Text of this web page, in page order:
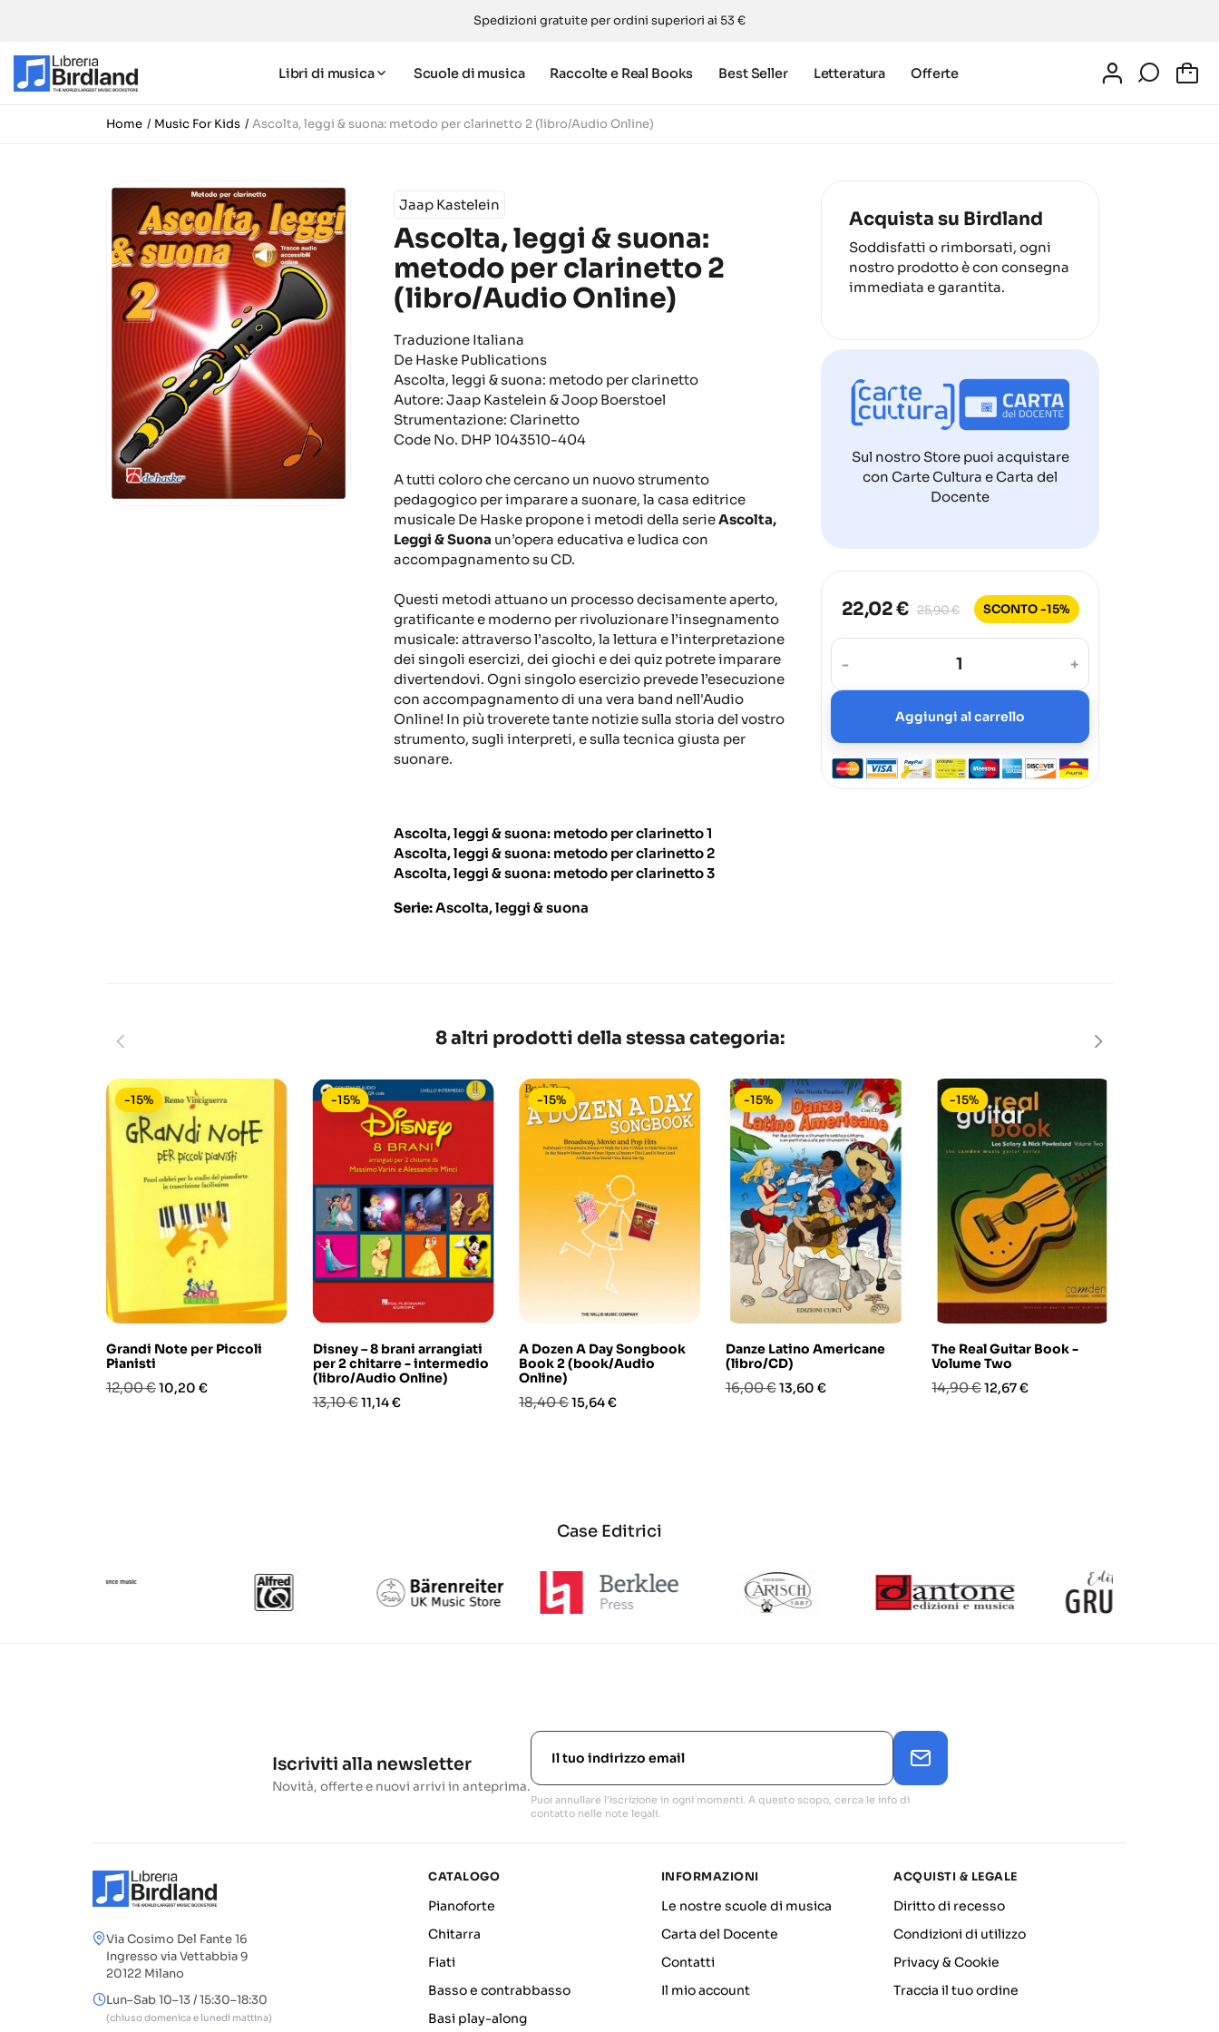
Spedizioni gratuite per ordini superiori ai 53 €
Libri di musica Scuole di musica Raccolte e Real Books Best Seller Letteratura Offerte
Home Music For Kids Ascolta, leggi & suona: metodo per clarinetto 2 (libro/Audio Online)
Jaap Kastelein
Ascolta, leggi & suona:
metodo per clarinetto 2
(libro/Audio Online)
Traduzione Italiana
De Haske Publications
Ascolta, leggi & suona: metodo per clarinetto
Autore: Jaap Kastelein & Joop Boerstoel
Strumentazione: Clarinetto
Code No. DHP 1043510-404
A tutti coloro che cercano un nuovo strumento
pedagogico per imparare a suonare, la casa editrice
musicale De Haske propone i metodi della serieAscolta,
Leggi & Suona un’opera educativa e ludica con
accompagnamento su CD.
Questi metodi attuano un processo decisamente aperto,
gratificante e moderno per rivoluzionare l’insegnamento
musicale: attraverso l’ascolto, la lettura e l’interpretazione
dei singoli esercizi, dei giochi e dei quiz potrete imparare
divertendovi. Ogni singolo esercizio prevede l’esecuzione
con accompagnamento di una vera band nell'Audio
Online! In più troverete tante notizie sulla storia del vostro
strumento, sugli interpreti, e sulla tecnica giusta per
suonare.
Ascolta, leggi & suona: metodo per clarinetto 1
Ascolta, leggi & suona: metodo per clarinetto 2
Ascolta, leggi & suona: metodo per clarinetto 3
Serie:Ascolta, leggi & suona
Acquista su Birdland
Soddisfatti o rimborsati, ogni
nostro prodotto è con consegna
immediata e garantita.
Sul nostro Store puoi acquistare
con Carte Cultura e Carta del
Docente
22,02 € 25,90 € SCONTO -15%
- +
Aggiungi al carrello
8 altri prodotti della stessa categoria:
Grandi Note per Piccoli
Pianisti
Prezzo
12,00 €Prezzo
10,20 €
-15%
Disney – 8 brani arrangiati
per 2 chitarre - intermedio
(libro/Audio Online)
Prezzo
13,10 €Prezzo
11,14 €
-15%
A Dozen A Day Songbook
Book 2 (book/Audio
Online)
Prezzo
18,40 €Prezzo
15,64 €
-15%
Danze Latino Americane
(libro/CD)
Prezzo
16,00 €Prezzo
13,60 €
-15%
The Real Guitar Book -
Volume Two
Prezzo
14,90 €Prezzo
12,67 €
-15%
Case Editrici
Iscriviti alla newsletter
Novità, offerte e nuovi arrivi in anteprima.
Puoi annullare l'iscrizione in ogni momenti. A questo scopo, cerca le info di
contatto nelle note legali.
Via Cosimo Del Fante 16
Ingresso via Vettabbia 9
20122 Milano
Lun–Sab 10–13 / 15:30–18:30
(chiuso domenica e lunedì mattina)
CATALOGO
Pianoforte
Chitarra
Fiati
Basso e contrabbasso
Basi play-along
INFORMAZIONI
Le nostre scuole di musica
Carta del Docente
Contatti
Il mio account
ACQUISTI & LEGALE
Diritto di recesso
Condizioni di utilizzo
Privacy & Cookie
Traccia il tuo ordine